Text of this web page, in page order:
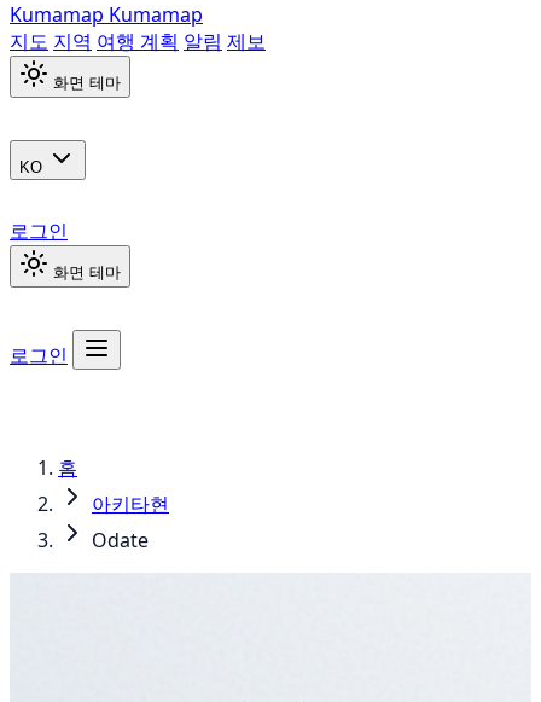
Kumamap Kumamap
지도 지역 여행 계획 알림 제보
화면 테마
KO
로그인
화면 테마
로그인
홈
아키타현
Odate